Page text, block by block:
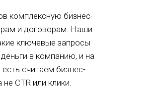
комплексную бизнес-
и договорам. Наши
ключевые запросы
в компанию, и на
считаем бизнес-
не CTR или клики.